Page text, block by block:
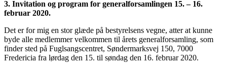
3. Invitation og program for generalforsamlingen 15. – 16.
februar 2020.
Det er for mig en stor glæde på bestyrelsens vegne, atter at kunne
byde alle medlemmer velkommen til årets generalforsamling, som
finder sted på Fuglsangscentret, Søndermarksvej 150, 7000
Fredericia fra lørdag den 15. til søndag den 16. februar 2020.